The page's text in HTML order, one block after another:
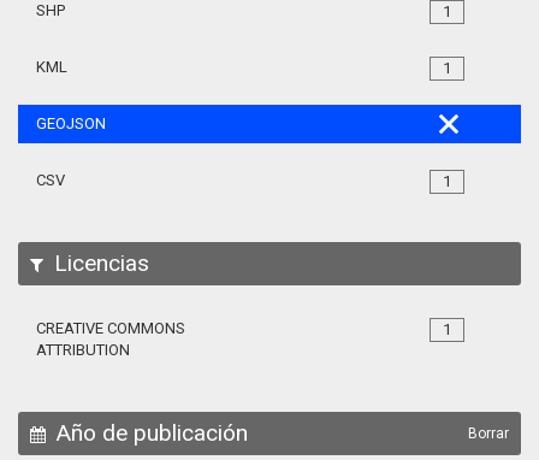
1
SHP
1
KML
GEOJSON
1
CSV
Licencias
1
CREATIVE COMMONS
ATTRIBUTION
Año de publicación Borrar